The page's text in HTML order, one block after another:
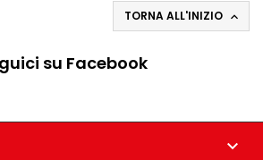
TORNA ALL'INIZIO 
su Facebook
